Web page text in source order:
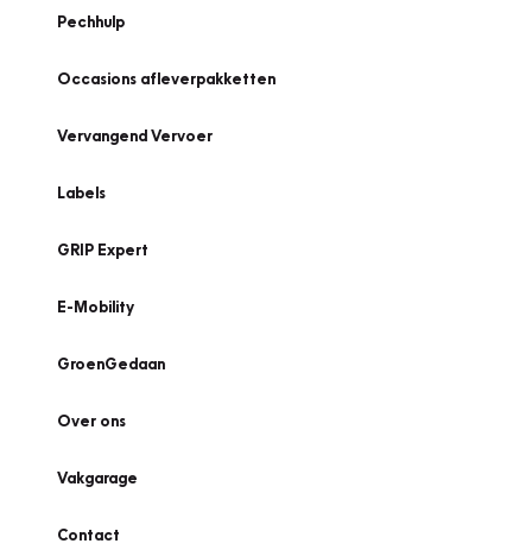
Pechhulp
Occasions afleverpakketten
Vervangend Vervoer
Labels
GRIP Expert
E-Mobility
GroenGedaan
Over ons
Vakgarage
Contact